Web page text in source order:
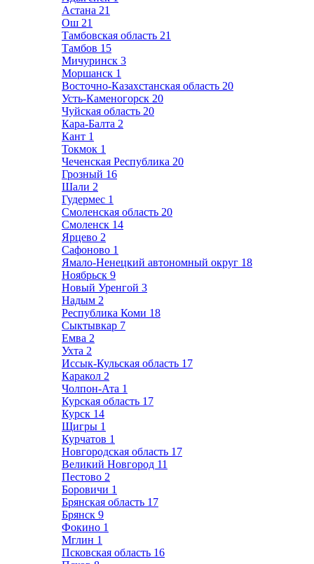
Астана 21
Ош 21
Тамбовская область 21
Тамбов 15
Мичуринск 3
Моршанск 1
Восточно-Казахстанская область 20
Усть-Каменогорск 20
Чуйская область 20
Кара-Балта 2
Кант 1
Токмок 1
Чеченская Республика 20
Грозный 16
Шали 2
Гудермес 1
Смоленская область 20
Смоленск 14
Ярцево 2
Сафоново 1
Ямало-Ненецкий автономный округ 18
Ноябрьск 9
Новый Уренгой 3
Надым 2
Республика Коми 18
Сыктывкар 7
Емва 2
Ухта 2
Иссык-Кульская область 17
Каракол 2
Чолпон-Ата 1
Курская область 17
Курск 14
Щигры 1
Курчатов 1
Новгородская область 17
Великий Новгород 11
Пестово 2
Боровичи 1
Брянская область 17
Брянск 9
Фокино 1
Мглин 1
Псковская область 16